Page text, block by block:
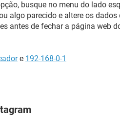
busque no menu do lado
algo parecido e altere os dados
antes de fechar a página web
e 192-168-0-1